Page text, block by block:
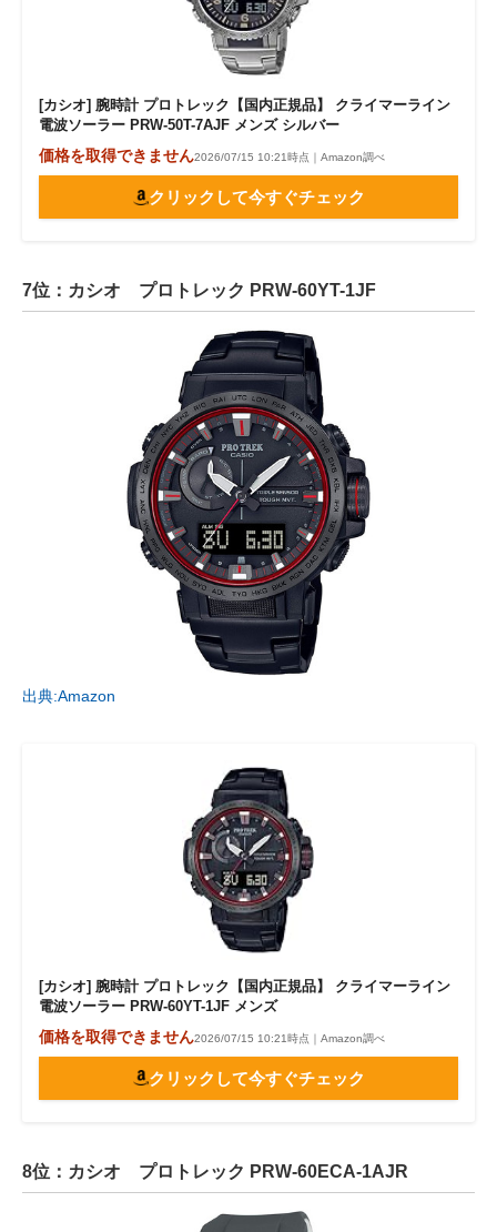
[カシオ] 腕時計 プロトレック【国内正規品】 クライマーライン
電波ソーラー PRW-50T-7AJF メンズ シルバー
価格を取得できません2026/07/15 10:21時点｜Amazon調べ
クリックして今すぐチェック
7位：カシオ プロトレック PRW-60YT-1JF
出典:Amazon
[カシオ] 腕時計 プロトレック【国内正規品】 クライマーライン
電波ソーラー PRW-60YT-1JF メンズ
価格を取得できません2026/07/15 10:21時点｜Amazon調べ
クリックして今すぐチェック
8位：カシオ プロトレック PRW-60ECA-1AJR